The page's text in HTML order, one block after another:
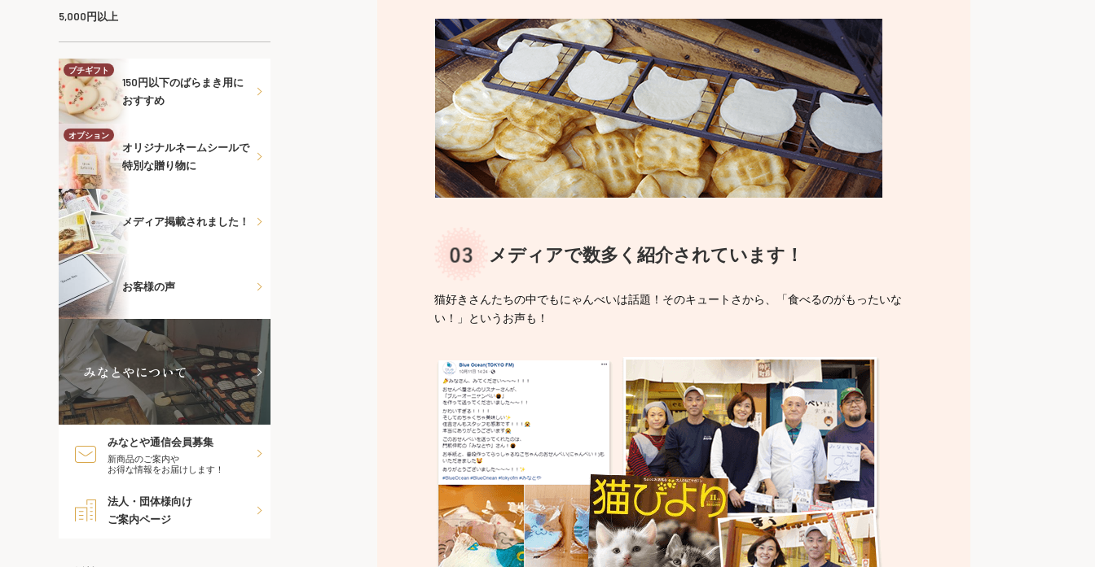
5,000円以上
プチギフト
150円以下のばらまき用に
おすすめ
オプション
オリジナルネームシールで
特別な贈り物に
メディア掲載されました！
お客様の声
みなとやについて
みなとや通信会員募集
新商品のご案内や
お得な情報をお届けします！
法人・団体様向け
ご案内ページ
メディアで数多く紹介されています！
猫好きさんたちの中でもにゃんべいは話題！そのキュートさから、「食べるのがもったいな
い！」というお声も！